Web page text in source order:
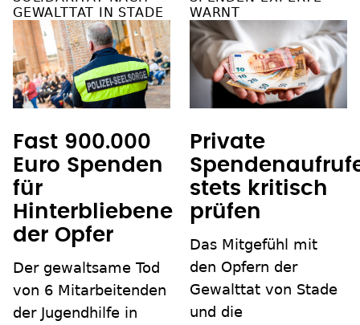
GEWALTTAT IN STADE
Fast 900.000
Euro Spenden
für
Hinterbliebene
der Opfer
Der gewaltsame Tod
von 6 Mitarbeitenden
der Jugendhilfe in
WARNT
Private
stets kritisch
prüfen
Das Mitgefühl mit
den Opfern der
Gewalttat von Stade
und die